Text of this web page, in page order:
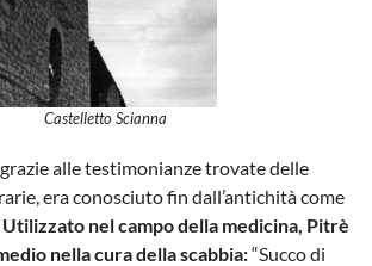
Castelletto Scianna
alle testimonianze trovate delle
era conosciuto fin dall’antichità come
nel campo della medicina, Pitrè
nella cura della scabbia:“Succo di